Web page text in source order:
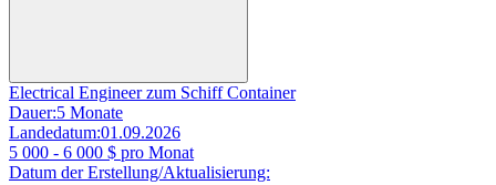
Electrical Engineer zum Schiff Container
Dauer:5 Monate
Landedatum:01.09.2026
5 000 - 6 000 $ pro Monat
Datum der Erstellung/Aktualisierung: